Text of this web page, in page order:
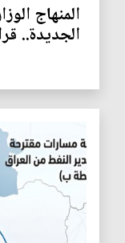
المنهاج
الجديدة..